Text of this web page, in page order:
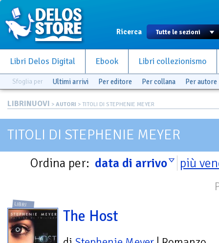
Ricerca
Libri Delos Digital Ebook Libri collezionismo
Sfoglia per Ultimi arrivi Per editore Per collana Per autore
LIBRINUOVI > AUTORI > TITOLI DI STEPHENIE MEYER
TITOLI DI STEPHENIE MEYER
Ordina per: data di arrivo più
LIBRI
The Host